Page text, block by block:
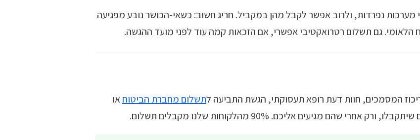
נפרדות, ולרוב אפשר לקבל מהן במקביל. חריג חשוב: כשאי-הכושר נובע מפגיעה
גם תשלום רטרואקטיבי אפשרי, אם הזכאות קמה עוד לפני מועד ההגשה.
המסמכים, חוות דעת רופא תעסוקתי, הגשת התביעה לתשלום מחברת הביטוחאו
מגיעים אליכם. 90% מהלקוחות שלנו מקבלים תשלום.